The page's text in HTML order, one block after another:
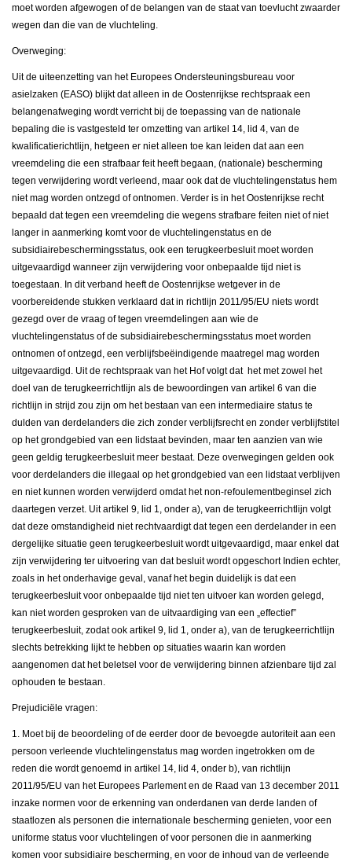
moet worden afgewogen of de belangen van de staat van toevlucht zwaarder
wegen dan die van de vluchteling.
Overweging:
Uit de uiteenzetting van het Europees Ondersteuningsbureau voor
asielzaken (EASO) blijkt dat alleen in de Oostenrijkse rechtspraak een
belangenafweging wordt verricht bij de toepassing van de nationale
bepaling die is vastgesteld ter omzetting van artikel 14, lid 4, van de
kwalificatierichtlijn, hetgeen er niet alleen toe kan leiden dat aan een
vreemdeling die een strafbaar feit heeft begaan, (nationale) bescherming
tegen verwijdering wordt verleend, maar ook dat de vluchtelingenstatus hem
niet mag worden ontzegd of ontnomen. Verder is in het Oostenrijkse recht
bepaald dat tegen een vreemdeling die wegens strafbare feiten niet of niet
langer in aanmerking komt voor de vluchtelingenstatus en de
subsidiairebeschermingsstatus, ook een terugkeerbesluit moet worden
uitgevaardigd wanneer zijn verwijdering voor onbepaalde tijd niet is
toegestaan. In dit verband heeft de Oostenrijkse wetgever in de
voorbereidende stukken verklaard dat in richtlijn 2011/95/EU niets wordt
gezegd over de vraag of tegen vreemdelingen aan wie de
vluchtelingenstatus of de subsidiairebeschermingsstatus moet worden
ontnomen of ontzegd, een verblijfsbeëindigende maatregel mag worden
uitgevaardigd. Uit de rechtspraak van het Hof volgt dat het met zowel het
doel van de terugkeerrichtlijn als de bewoordingen van artikel 6 van die
richtlijn in strijd zou zijn om het bestaan van een intermediaire status te
dulden van derdelanders die zich zonder verblijfsrecht en zonder verblijfstitel
op het grondgebied van een lidstaat bevinden, maar ten aanzien van wie
geen geldig terugkeerbesluit meer bestaat. Deze overwegingen gelden ook
voor derdelanders die illegaal op het grondgebied van een lidstaat verblijven
en niet kunnen worden verwijderd omdat het non-refoulementbeginsel zich
daartegen verzet. Uit artikel 9, lid 1, onder a), van de terugkeerrichtlijn volgt
dat deze omstandigheid niet rechtvaardigt dat tegen een derdelander in een
dergelijke situatie geen terugkeerbesluit wordt uitgevaardigd, maar enkel dat
zijn verwijdering ter uitvoering van dat besluit wordt opgeschort Indien echter,
zoals in het onderhavige geval, vanaf het begin duidelijk is dat een
terugkeerbesluit voor onbepaalde tijd niet ten uitvoer kan worden gelegd,
kan niet worden gesproken van de uitvaardiging van een „effectief”
terugkeerbesluit, zodat ook artikel 9, lid 1, onder a), van de terugkeerrichtlijn
slechts betrekking lijkt te hebben op situaties waarin kan worden
aangenomen dat het beletsel voor de verwijdering binnen afzienbare tijd zal
ophouden te bestaan.
Prejudiciële vragen:
1. Moet bij de beoordeling of de eerder door de bevoegde autoriteit aan een
persoon verleende vluchtelingenstatus mag worden ingetrokken om de
reden die wordt genoemd in artikel 14, lid 4, onder b), van richtlijn
2011/95/EU van het Europees Parlement en de Raad van 13 december 2011
inzake normen voor de erkenning van onderdanen van derde landen of
staatlozen als personen die internationale bescherming genieten, voor een
uniforme status voor vluchtelingen of voor personen die in aanmerking
komen voor subsidiaire bescherming, en voor de inhoud van de verleende